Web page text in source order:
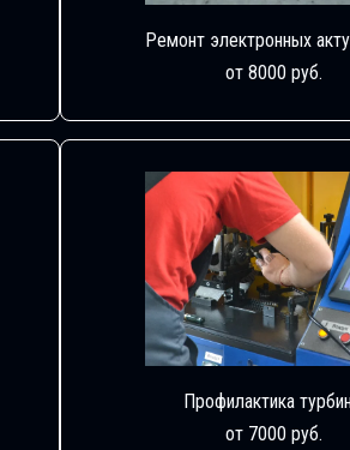
Ремонт электронных
от 8000 руб.
Профилактика
от 7000 руб.